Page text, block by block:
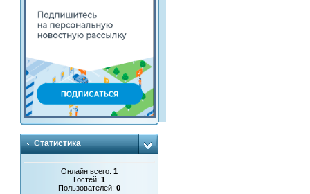
Статистика
Онлайн всего:1
Гостей:1
Пользователей:0